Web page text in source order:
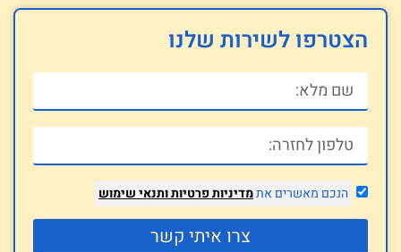
הצטרפו לשירות שלנו
הנכם מאשרים אתמדיניות פרטיותותנאי שימוש
צרו איתי קשר